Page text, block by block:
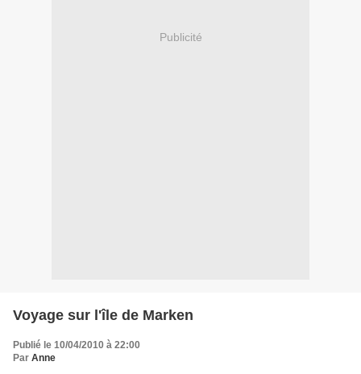
Publicité
Voyage sur l'île de Marken
Publié le 10/04/2010 à 22:00
Par Anne